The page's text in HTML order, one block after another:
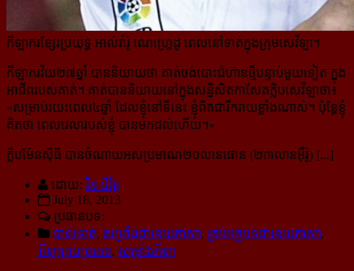
កីឡាករខ្សែរប្រយុទ្ធ អាល់វ៉ារ៉ូ ណេហ្គ្រេដូ ពេលនៅទាត់ក្នុងក្រុមសេវីឡា។
កីឡាករវ័យ២៧ឆ្នាំ បាននិយាយថា គាត់ចង់បោះជំហ៊ានថ្មីបន្ទាប់មួយទៀត ក្នុង
អាជីពរបស់គាត់។ គាត់បាននិយាយនៅ​ក្នុងសន្និសិតកាសែតក្លិបសេវីឡាថា៖
«សម្រាប់រយះពេល៤ឆ្នាំ ដែលខ្ញុំនៅទីនេះ ខ្ញុំពិតជារីករាយខ្លាំងណាស់។ ប៉ុន្តែខ្ញុំ​
គិត​ថា ពេលវេលារបស់ខ្ញុំ បានមកដល់ហើយ។»
ក្លិបម៉ែនស៊ីធី បានចំណាយអស់ប្រមាណ២០លានផោន (២៣លានអ៊ឺរ៉ូ) [...]
ដោយ: វិន ជីវ័ន្ត
July 18, 2013
ប្រធានបទ:
បាល់ទាត់, សម្រាំងជាខេមរភាសា, គ្រប់អត្ថបទជាខេមរភាសា,
កីឡាគ្រប់ប្រភេទ, សម្រាំងកីឡា